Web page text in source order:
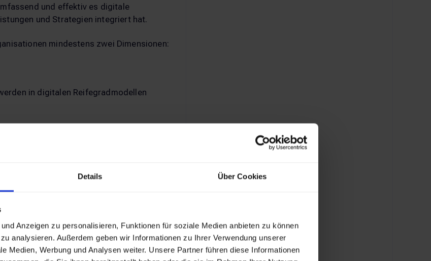
Details Über Cookies
Anzeigen zu personalisieren, Funktionen für soziale Medien anbieten zu können
analysieren. Außerdem geben wir Informationen zu Ihrer Verwendung unserer
Medien, Werbung und Analysen weiter. Unsere Partner führen diese Informationen
und effektiv es digitale
und Strategien integriert hat.
mindestens zwei Dimensionen:
in digitalen Reifegradmodellen
Maturity Model – ist ein Rahmenwerk,
digitale Transformation misst. Es wird
abdecken, einschließlich